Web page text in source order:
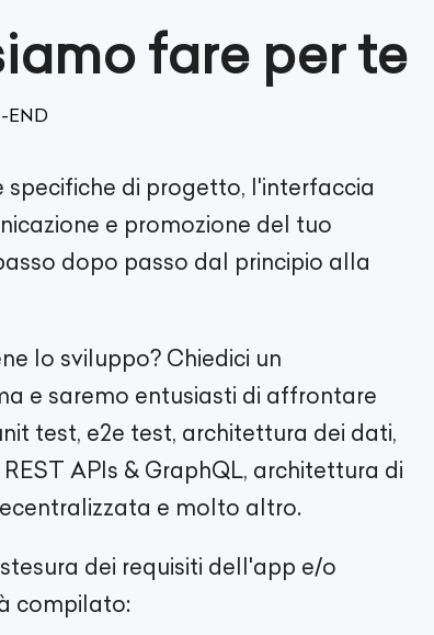
fare per te
END
specifiche di progetto, l'interfaccia
e promozione del tuo
dopo passo dal principio alla
lo sviluppo? Chiedici un
e saremo entusiasti di affrontare
test, e2e test, architettura dei dati,
APIs & GraphQL, architettura di
e molto altro.
dei requisiti dell'app e/o
compilato: